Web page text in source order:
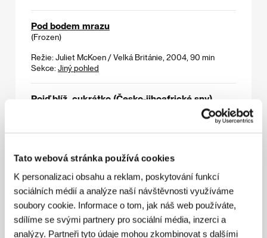
Tato webová stránka používá cookies
K personalizaci obsahu a reklam, poskytování funkcí
sociálních médií a analýze naší návštěvnosti využíváme
soubory cookie. Informace o tom, jak náš web používáte,
sdílíme se svými partnery pro sociální média, inzerci a
analýzy. Partneři tyto údaje mohou zkombinovat s dalšími
Pod bodem mrazu
(Frozen)
Režie: Juliet McKoen / Velká Británie, 2004, 90 min
Sekce: Jiný pohled
Pojď blíž, cukrátko (Česko-jihoafrické sny)
Polibek
(Le baiser)
Režie: Stéfan Le Lay / Francie, 2005, 5 min
Sekce:
Soutěž Fórum nezávislých